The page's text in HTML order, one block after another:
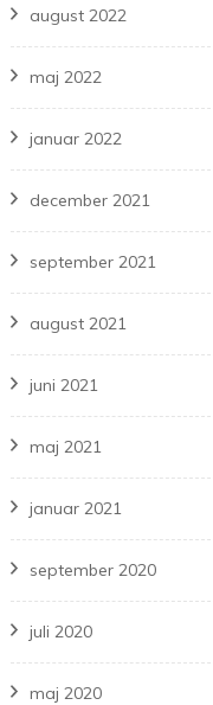
august 2022
maj 2022
januar 2022
december 2021
september 2021
august 2021
juni 2021
maj 2021
januar 2021
september 2020
juli 2020
maj 2020